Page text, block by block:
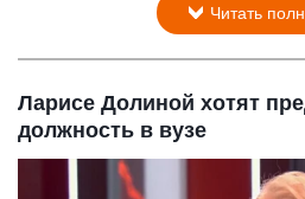
Читать
Ларисе Долиной хотят
должность в вузе